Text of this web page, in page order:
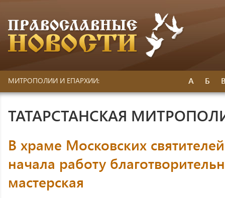
МИТРОПОЛИИ И ЕПАРХИИ: А Б
ТАТАРСТАНСКАЯ
В храме Московских
начала работу
мастерская